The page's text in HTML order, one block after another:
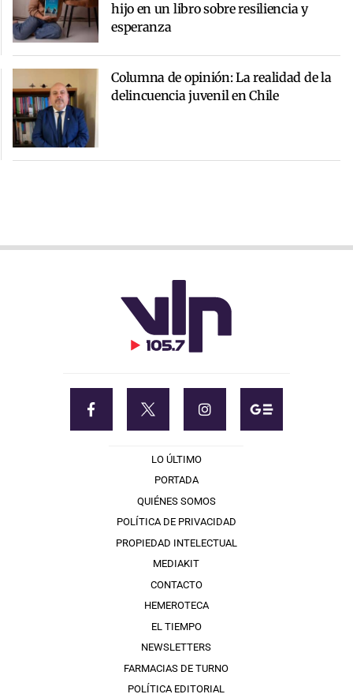
hijo en un libro sobre resiliencia y
esperanza
Columna de opinión: La realidad de la
delincuencia juvenil en Chile
LO ÚLTIMO
PORTADA
QUIÉNES SOMOS
POLÍTICA DE PRIVACIDAD
PROPIEDAD INTELECTUAL
MEDIAKIT
CONTACTO
HEMEROTECA
EL TIEMPO
NEWSLETTERS
FARMACIAS DE TURNO
POLÍTICA EDITORIAL